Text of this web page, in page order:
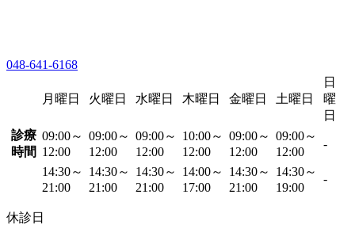
048-641-6168
月曜日 火曜日 水曜日 木曜日 金曜日 土曜日
日
曜
日
診療
時間
09:00～
12:00
09:00～
12:00
09:00～
12:00
10:00～
12:00
09:00～
12:00
09:00～
12:00
-
14:30～
21:00
14:30～
21:00
14:30～
21:00
14:00～
17:00
14:30～
21:00
14:30～
19:00
-
休診日